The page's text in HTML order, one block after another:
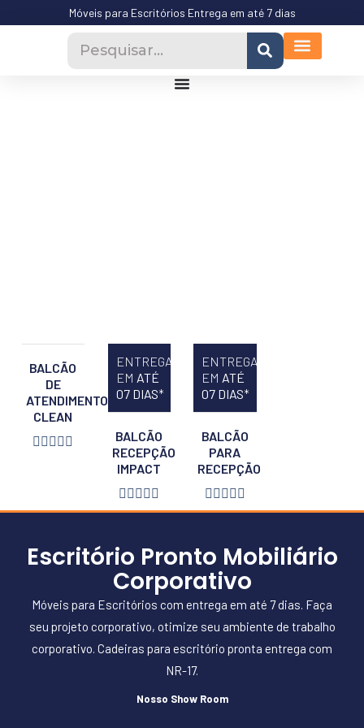
Móveis para Escritórios Entrega em até 7 dias
BALCÃO
DE
ATENDIMENTO
CLEAN

ENTREGA
EM ATÉ
07 DIAS*
BALCÃO
RECEPÇÃO
IMPACT

ENTREGA
EM ATÉ
07 DIAS*
BALCÃO
PARA
RECEPÇÃO

Escritório Pronto Mobiliário
Corporativo
Móveis para Escritórios com entrega em até 7 dias. Faça
seu projeto corporativo, otimize seu ambiente de trabalho
corporativo. Cadeiras para escritório pronta entrega com
NR-17.
Nosso Show Room